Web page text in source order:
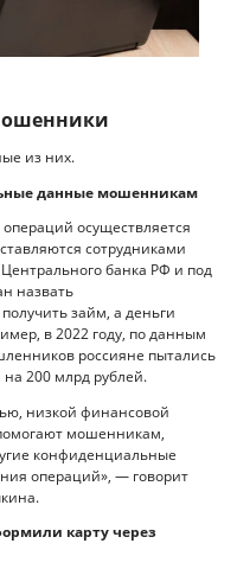
из них.
данные мошенникам
осуществляется
сотрудниками
банка РФ и под
назвать
займ, а деньги
в 2022 году, по данным
россияне пытались
200 млрд рублей.
низкой финансовой
мошенникам,
конфиденциальные
операций», — говорит
карту через